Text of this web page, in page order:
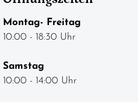
Montag- Freitag
10:00 - 18:30 Uhr
Samstag
10:00 - 14:00 Uhr